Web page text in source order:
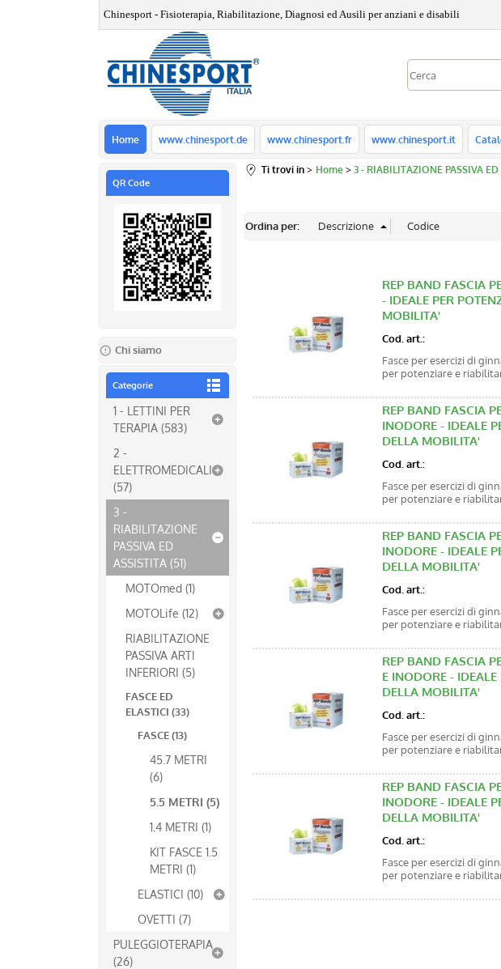
Chinesport - Fisioterapia, Riabilitazione, Diagnosi ed Ausili per anziani e disabili
Home www.chinesport.de www.chinesport.fr www.chinesport.it
QR Code
Chi siamo
Categorie
1 - LETTINI PER
TERAPIA (583)
2 -
ELETTROMEDICALI
(57)
3 -
RIABILITAZIONE
PASSIVA ED
ASSISTITA (51)
MOTOmed (1)
MOTOLife (12)
RIABILITAZIONE
PASSIVA ARTI
INFERIORI (5)
FASCE ED
ELASTICI (33)
FASCE (13)
45.7 METRI
(6)
5.5 METRI (5)
1.4 METRI (1)
KIT FASCE 1.5
METRI (1)
ELASTICI (10)
OVETTI (7)
PULEGGIOTERAPIA
(26)
Ti trovi in Home 3 - RIABILITAZIONE PASSIVA
Ordina per:
REP BAND FASCIA
- IDEALE PER
MOBILITA'
Cod. art.:
Fasce per esercizi di
per potenziare e
REP BAND FASCIA
INODORE - IDEALE
DELLA MOBILITA'
Cod. art.:
Fasce per esercizi di
per potenziare e
REP BAND FASCIA
INODORE - IDEALE
DELLA MOBILITA'
Cod. art.:
Fasce per esercizi di
per potenziare e
REP BAND FASCIA
E INODORE -
DELLA MOBILITA'
Cod. art.:
Fasce per esercizi di
per potenziare e
REP BAND FASCIA
INODORE - IDEALE
DELLA MOBILITA'
Cod. art.:
Fasce per esercizi di
per potenziare e